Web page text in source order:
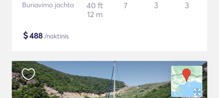
Buriavimo jachta
40 ft
12 m
7 3 3
$488 /naktinis